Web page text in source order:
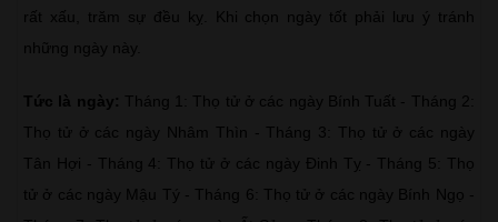
rất xấu, trăm sự đều kỵ. Khi chọn ngày tốt phải lưu ý tránh
những ngày này.
Tức là ngày: Tháng 1: Thọ tử ở các ngày Bính Tuất - Tháng 2:
Thọ tử ở các ngày Nhâm Thìn - Tháng 3: Thọ tử ở các ngày
Tân Hợi - Tháng 4: Thọ tử ở các ngày Đinh Tỵ - Tháng 5: Thọ
tử ở các ngày Mậu Tý - Tháng 6: Thọ tử ở các ngày Bính Ngọ -